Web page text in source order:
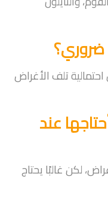
تلف الأغراض
عند
لكن غالبًا يحتاج